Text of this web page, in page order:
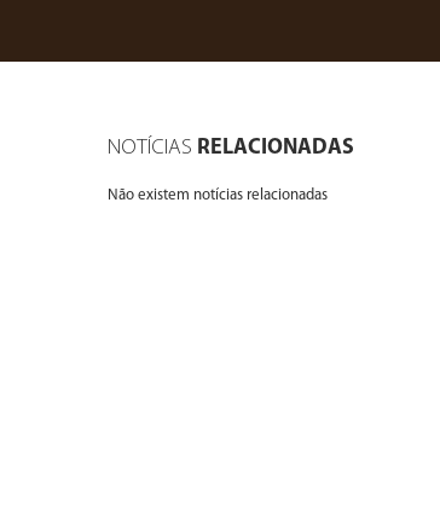
NOTÍCIAS RELACIONADAS
Não existem notícias relacionadas